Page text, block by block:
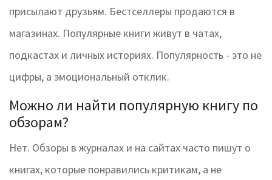
присылают друзьям. Бестселлеры продаются в
магазинах. Популярные книги живут в чатах,
подкастах и личных историях. Популярность - это не
цифры, а эмоциональный отклик.
Можно ли найти популярную книгу по
обзорам?
Нет. Обзоры в журналах и на сайтах часто пишут о
книгах, которые понравились критикам, а не